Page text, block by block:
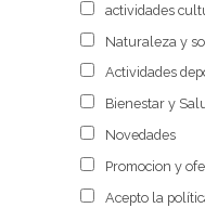
actividades
Naturaleza y
Actividades
Bienestar y
Novedades
Promocion y
Acepto la